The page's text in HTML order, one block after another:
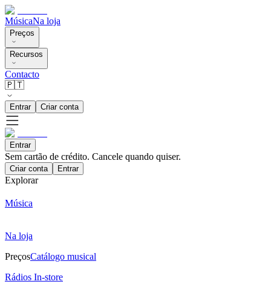
MúsicaNa loja
Preços
Recursos
Contacto
🇵🇹
Entrar Criar conta
Entrar
Sem cartão de crédito. Cancele quando quiser.
Criar conta Entrar
Explorar
Música
Na loja
PreçosCatálogo musical
Rádios In-store